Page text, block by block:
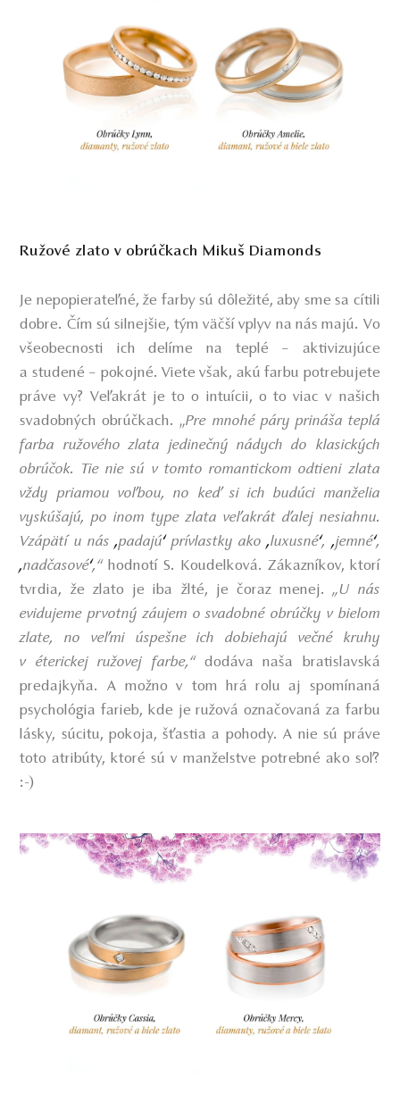
Ružové zlato v obrúčkach Mikuš Diamonds
Je nepopierateľné, že farby sú dôležité, aby sme sa cítili
dobre. Čím sú silnejšie, tým väčší vplyv na nás majú. Vo
všeobecnosti ich delíme na teplé – aktivizujúce
a studené – pokojné. Viete však, akú farbu potrebujete
práve vy? Veľakrát je to o intuícii, o to viac v našich
svadobných obrúčkach. „Pre mnohé páry prináša teplá
farba ružového zlata jedinečný nádych do klasických
obrúčok. Tie nie sú v tomto romantickom odtieni zlata
vždy priamou voľbou, no keď si ich budúci manželia
vyskúšajú, po inom type zlata veľakrát ďalej nesiahnu.
Vzápätí u nás,padajú‘prívlastky ako,luxusné‘,,jemné‘,
,nadčasové‘,“ hodnotí S. Koudelková. Zákazníkov, ktorí
tvrdia, že zlato je iba žlté, je čoraz menej.
„U nás
evidujeme prvotný záujem o svadobné obrúčky v bielom
zlate, no veľmi úspešne ich dobiehajú večné kruhy
v éterickej ružovej farbe,“ dodáva naša bratislavská
predajkyňa. A možno v tom hrá rolu aj spomínaná
psychológia farieb, kde je ružová označovaná za farbu
lásky, súcitu, pokoja, šťastia a pohody. A nie sú práve
toto atribúty, ktoré sú v manželstve potrebné ako soľ?
:-)